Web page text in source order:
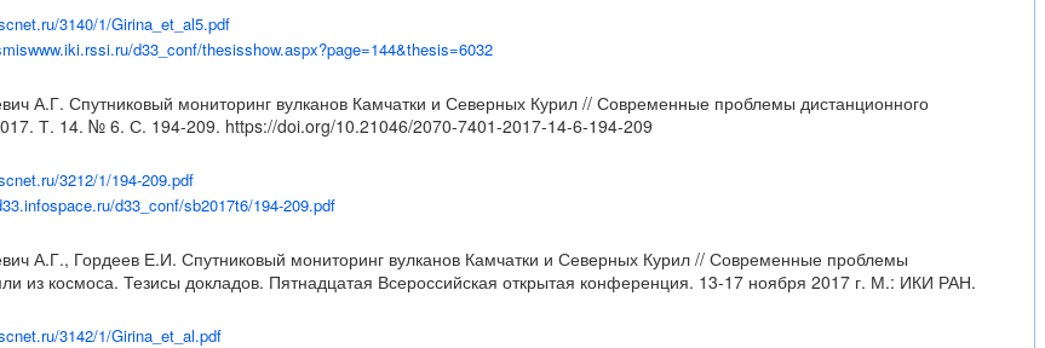
3140/1/Girina_et_al5.pdf
d33_conf/thesisshow.aspx?page=144&thesis=6032
А.Г. Спутниковый мониторинг вулканов Камчатки и Северных Курил // Современные проблемы дистанционного
Т. 14. № 6. С. 194-209. https://doi.org/10.21046/2070-7401-2017-14-6-194-209
3212/1/194-209.pdf
d33_conf/sb2017t6/194-209.pdf
А.Г., Гордеев Е.И. Спутниковый мониторинг вулканов Камчатки и Северных Курил // Современные проблемы
из космоса. Тезисы докладов. Пятнадцатая Всероссийская открытая конференция. 13-17 ноября 2017 г. М.: ИКИ РАН.
3142/1/Girina_et_al.pdf